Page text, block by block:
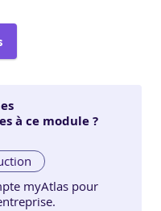
à ce module ?
myAtlas pour